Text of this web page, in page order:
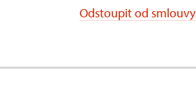
Odstoupit od smlouvy